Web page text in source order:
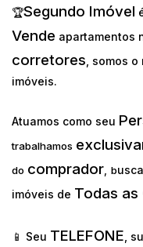
🏆Segundo Imóvel
Vende apartamentos
corretores , somos
imóveis.
Atuamos como seu
trabalhamos
do comprador, b
imóveis de Todas
📱 Seu TELEFONE ,